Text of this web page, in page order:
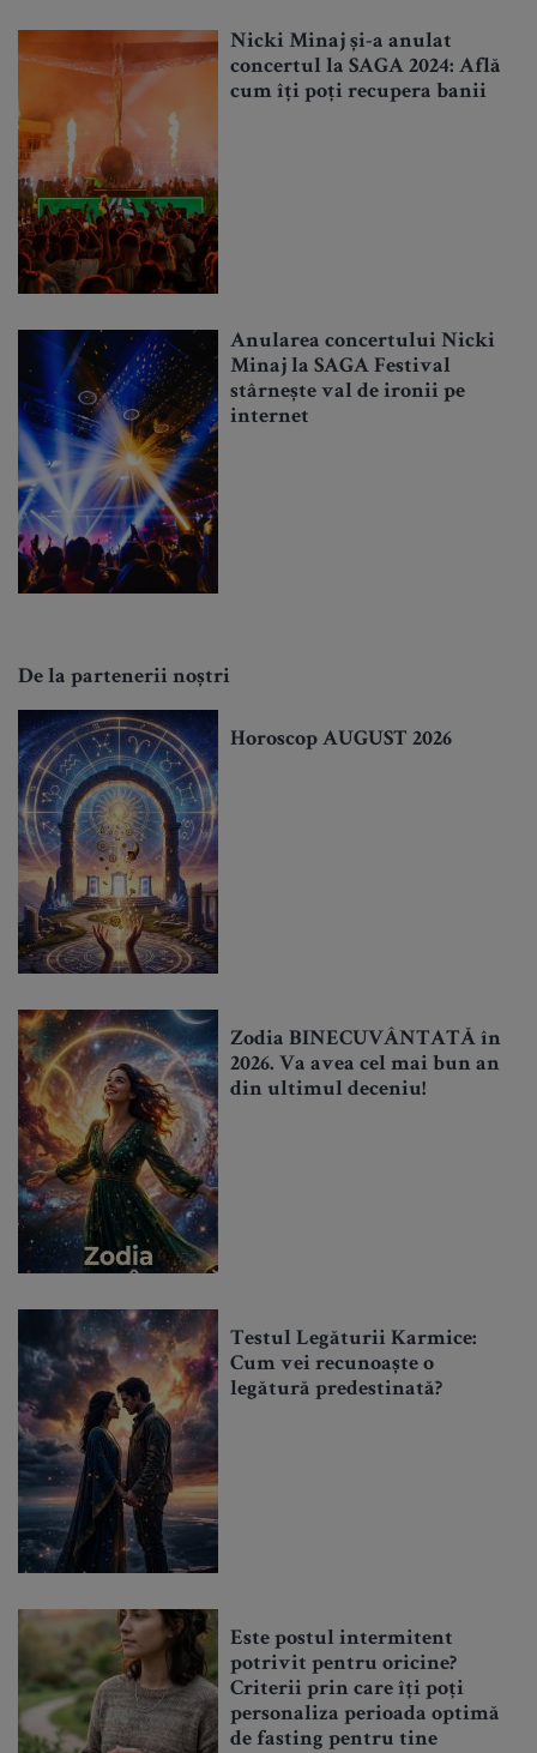
Nicki Minaj și-a anulat
concertul la SAGA 2024: Află
cum îți poți recupera banii
Anularea concertului Nicki
Minaj la SAGA Festival
stârnește val de ironii pe
internet
De la partenerii noștri
Horoscop AUGUST 2026
Zodia BINECUVÂNTATĂ în
2026. Va avea cel mai bun an
din ultimul deceniu!
Testul Legăturii Karmice:
Cum vei recunoaște o
legătură predestinată?
Este postul intermitent
potrivit pentru oricine?
Criterii prin care îți poți
personaliza perioada optimă
de fasting pentru tine